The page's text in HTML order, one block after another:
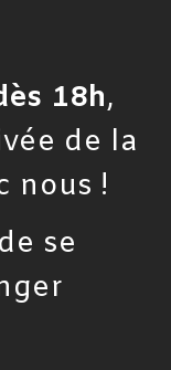
18h,
de la
nous !
se